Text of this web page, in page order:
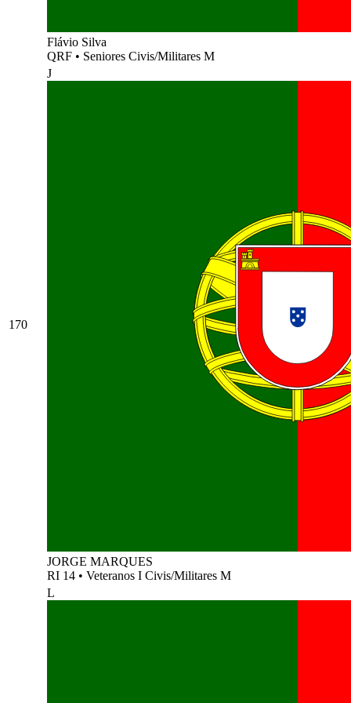
Flávio Silva
QRF • Seniores Civis/Militares M
170
J
JORGE MARQUES
RI 14 • Veteranos I Civis/Militares M
L